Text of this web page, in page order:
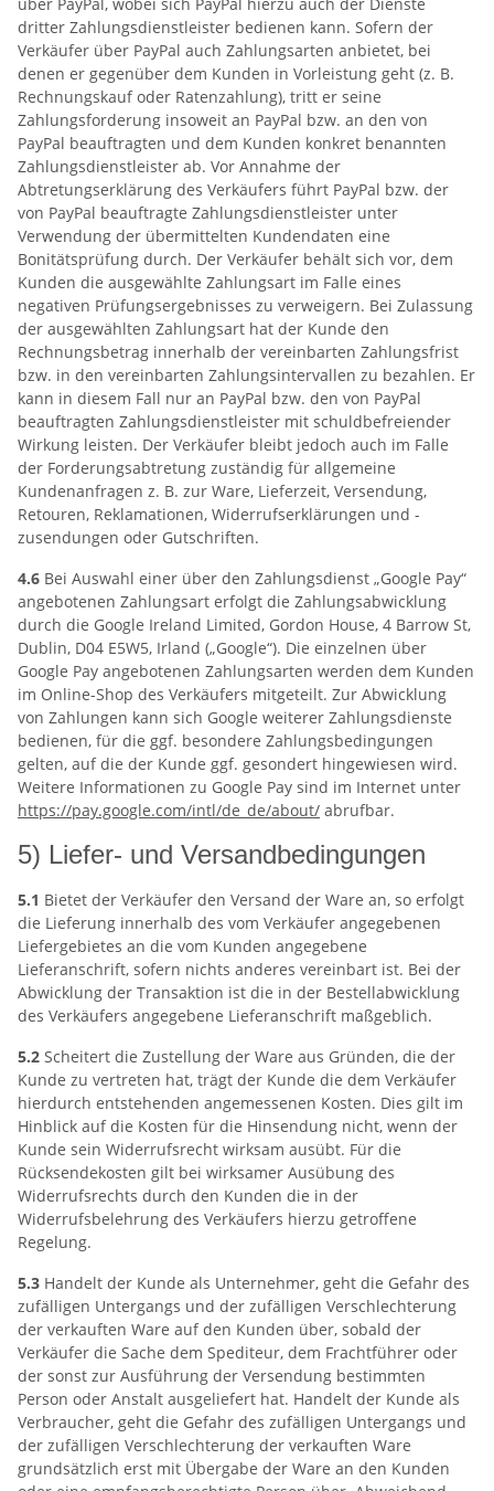
dritter Zahlungsdienstleister bedienen kann. Sofern der
Verkäufer über PayPal auch Zahlungsarten anbietet, bei
denen er gegenüber dem Kunden in Vorleistung geht (z. B.
Rechnungskauf oder Ratenzahlung), tritt er seine
Zahlungsforderung insoweit an PayPal bzw. an den von
PayPal beauftragten und dem Kunden konkret benannten
Zahlungsdienstleister ab. Vor Annahme der
Abtretungserklärung des Verkäufers führt PayPal bzw. der
von PayPal beauftragte Zahlungsdienstleister unter
Verwendung der übermittelten Kundendaten eine
Bonitätsprüfung durch. Der Verkäufer behält sich vor, dem
Kunden die ausgewählte Zahlungsart im Falle eines
negativen Prüfungsergebnisses zu verweigern. Bei Zulassung
der ausgewählten Zahlungsart hat der Kunde den
Rechnungsbetrag innerhalb der vereinbarten Zahlungsfrist
bzw. in den vereinbarten Zahlungsintervallen zu bezahlen. Er
kann in diesem Fall nur an PayPal bzw. den von PayPal
beauftragten Zahlungsdienstleister mit schuldbefreiender
Wirkung leisten. Der Verkäufer bleibt jedoch auch im Falle
der Forderungsabtretung zuständig für allgemeine
Kundenanfragen z. B. zur Ware, Lieferzeit, Versendung,
Retouren, Reklamationen, Widerrufserklärungen und -
zusendungen oder Gutschriften.
4.6 Bei Auswahl einer über den Zahlungsdienst „Google Pay“
angebotenen Zahlungsart erfolgt die Zahlungsabwicklung
durch die Google Ireland Limited, Gordon House, 4 Barrow St,
Dublin, D04 E5W5, Irland („Google“). Die einzelnen über
Google Pay angebotenen Zahlungsarten werden dem Kunden
im Online-Shop des Verkäufers mitgeteilt. Zur Abwicklung
von Zahlungen kann sich Google weiterer Zahlungsdienste
bedienen, für die ggf. besondere Zahlungsbedingungen
gelten, auf die der Kunde ggf. gesondert hingewiesen wird.
Weitere Informationen zu Google Pay sind im Internet unter
https://pay.google.com/intl/de_de/about/ abrufbar.
5) Liefer- und Versandbedingungen
5.1 Bietet der Verkäufer den Versand der Ware an, so erfolgt
die Lieferung innerhalb des vom Verkäufer angegebenen
Liefergebietes an die vom Kunden angegebene
Lieferanschrift, sofern nichts anderes vereinbart ist. Bei der
Abwicklung der Transaktion ist die in der Bestellabwicklung
des Verkäufers angegebene Lieferanschrift maßgeblich.
5.2 Scheitert die Zustellung der Ware aus Gründen, die der
Kunde zu vertreten hat, trägt der Kunde die dem Verkäufer
hierdurch entstehenden angemessenen Kosten. Dies gilt im
Hinblick auf die Kosten für die Hinsendung nicht, wenn der
Kunde sein Widerrufsrecht wirksam ausübt. Für die
Rücksendekosten gilt bei wirksamer Ausübung des
Widerrufsrechts durch den Kunden die in der
Widerrufsbelehrung des Verkäufers hierzu getroffene
Regelung.
5.3 Handelt der Kunde als Unternehmer, geht die Gefahr des
zufälligen Untergangs und der zufälligen Verschlechterung
der verkauften Ware auf den Kunden über, sobald der
Verkäufer die Sache dem Spediteur, dem Frachtführer oder
der sonst zur Ausführung der Versendung bestimmten
Person oder Anstalt ausgeliefert hat. Handelt der Kunde als
Verbraucher, geht die Gefahr des zufälligen Untergangs und
der zufälligen Verschlechterung der verkauften Ware
grundsätzlich erst mit Übergabe der Ware an den Kunden